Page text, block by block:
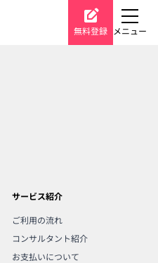
無料登録 メニュー
サービス紹介
ご利用の流れ
コンサルタント紹介
お支払いについて